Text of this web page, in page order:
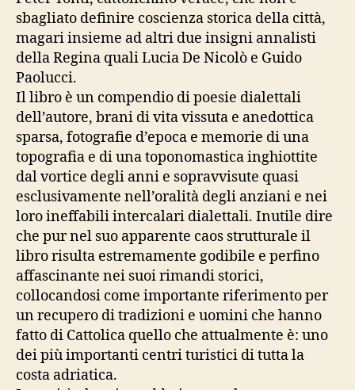
sbagliato definire coscienza storica della città,
magari insieme ad altri due insigni annalisti
della Regina quali Lucia De Nicolò e Guido
Paolucci.
Il libro è un compendio di poesie dialettali
dell’autore, brani di vita vissuta e anedottica
sparsa, fotografie d’epoca e memorie di una
topografia e di una toponomastica inghiottite
dal vortice degli anni e sopravvisute quasi
esclusivamente nell’oralità degli anziani e nei
loro ineffabili intercalari dialettali. Inutile dire
che pur nel suo apparente caos strutturale il
libro risulta estremamente godibile e perfino
affascinante nei suoi rimandi storici,
collocandosi come importante riferimento per
un recupero di tradizioni e uomini che hanno
fatto di Cattolica quello che attualmente è: uno
dei più importanti centri turistici di tutta la
costa adriatica.